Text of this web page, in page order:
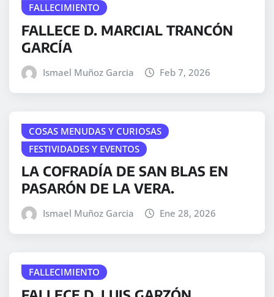
FALLECIMIENTO
FALLECE D. MARCIAL TRANCÓN
GARCÍA
Ismael Muñoz Garcia Feb 7, 2026
COSAS MENUDAS Y CURIOSAS
FESTIVIDADES Y EVENTOS
LA COFRADÍA DE SAN BLAS EN
PASARÓN DE LA VERA.
Ismael Muñoz Garcia Ene 28, 2026
FALLECIMIENTO